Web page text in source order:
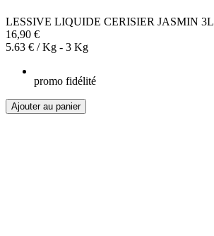
LESSIVE LIQUIDE CERISIER JASMIN 3L
16,90 €
5.63 € / Kg - 3 Kg
promo fidélité
Ajouter au panier